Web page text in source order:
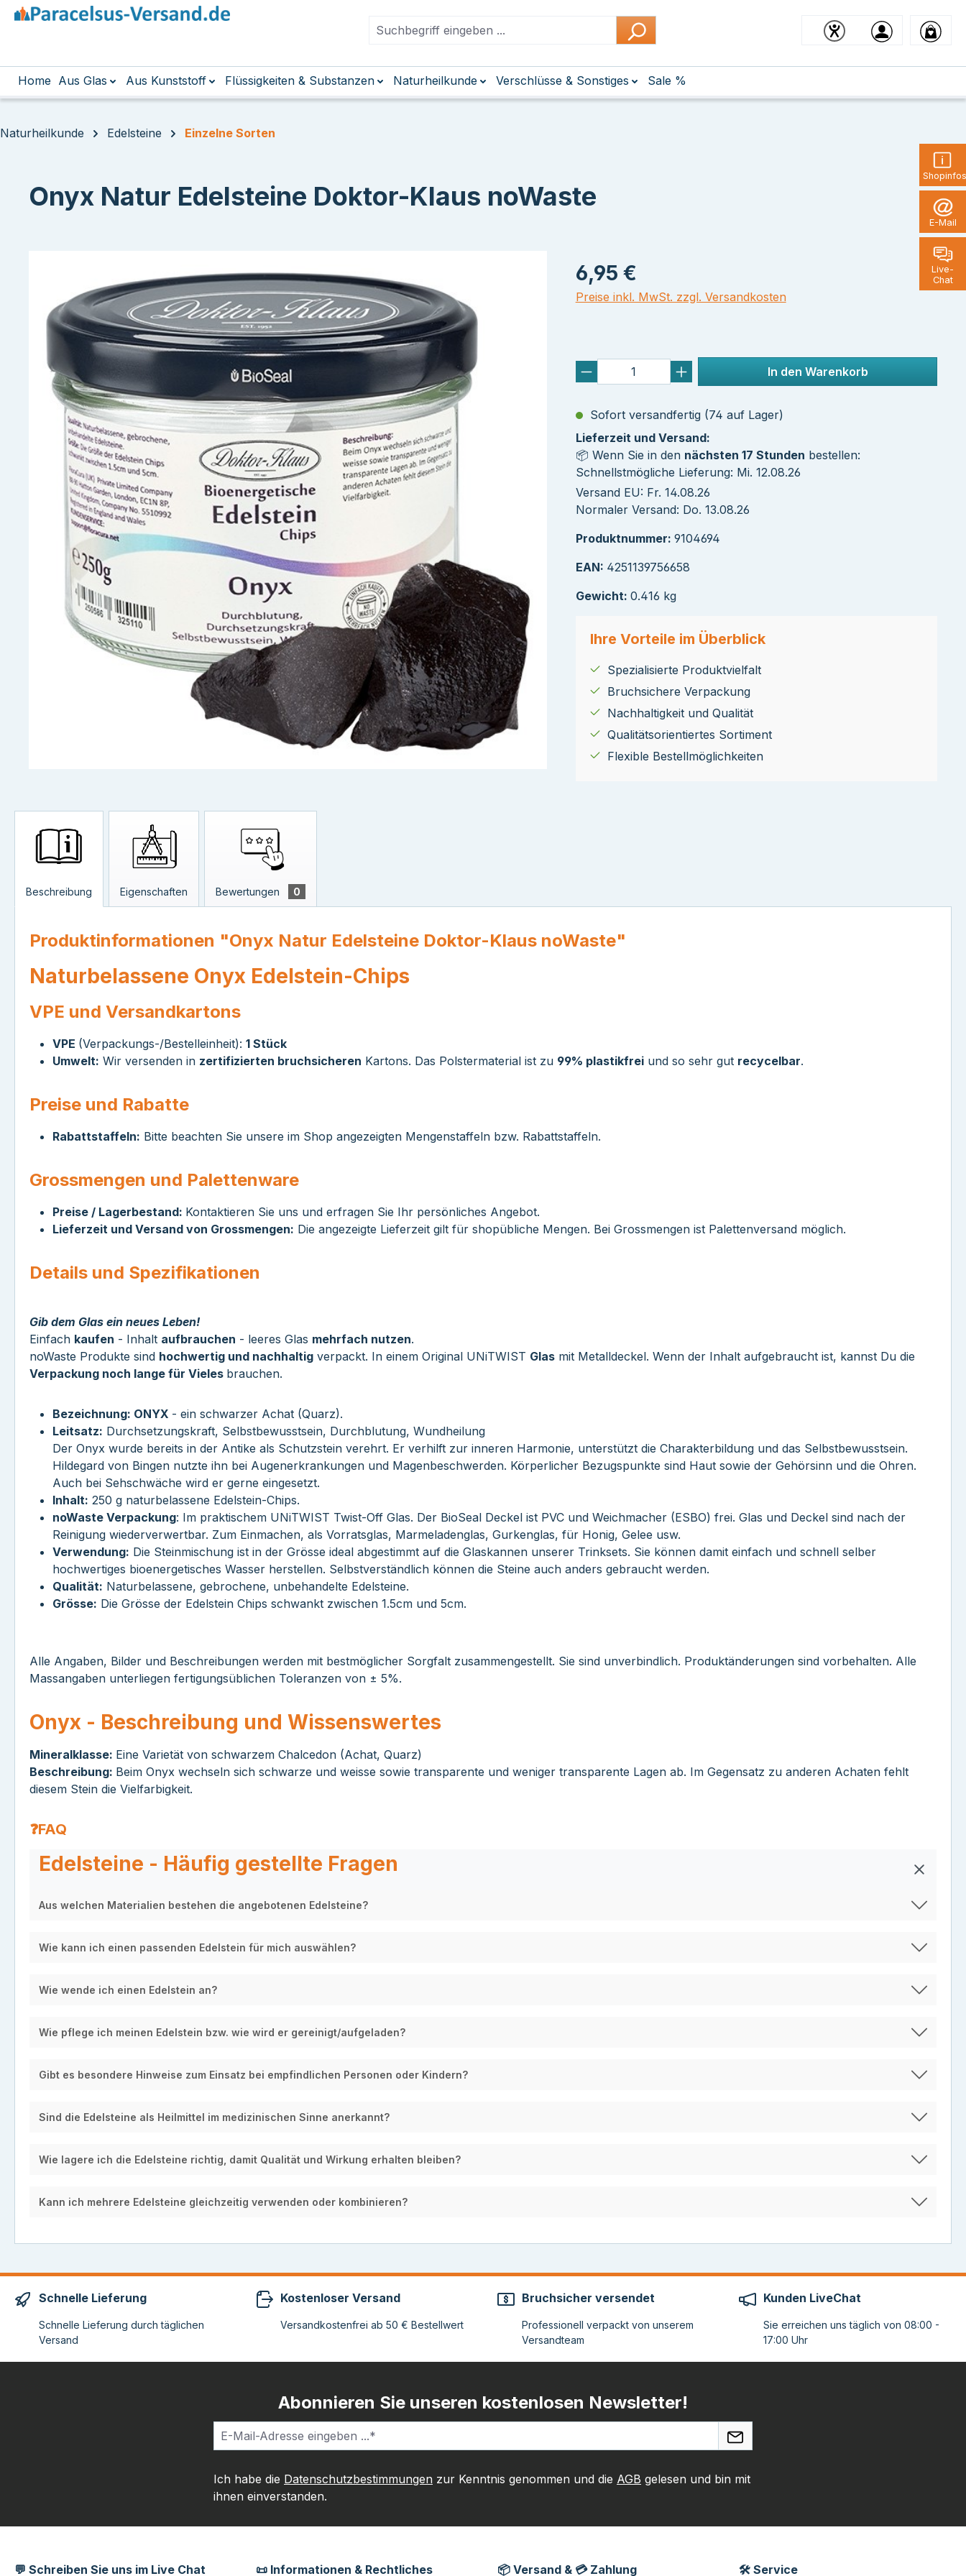
Hauptinhalt springen
Zur Suche springen
Zur Hauptnavigation springen
E-Mail
Live-
Chat
Home Aus Glas Aus Kunststoff Flüssigkeiten & Substanzen Naturheilkunde Verschlüsse & Sonstiges Sale %
Naturheilkunde Edelsteine Einzelne Sorten
Onyx Natur Edelsteine Doktor-Klaus noWaste
6,95 €
Preise inkl. MwSt. zzgl. Versandkosten
In den Warenkorb
Sofort versandfertig (74 auf Lager)
Lieferzeit und Versand:
📦 Wenn Sie in den nächsten 17 Stunden bestellen:
Schnellstmögliche Lieferung: Mi. 12.08.26
Versand EU: Fr. 14.08.26
Normaler Versand: Do. 13.08.26
Produktnummer: 9104694
EAN: 4251139756658
Gewicht: 0.416 kg
Ihre Vorteile im Überblick
Spezialisierte Produktvielfalt
Bruchsichere Verpackung
Nachhaltigkeit und Qualität
Qualitätsorientiertes Sortiment
Flexible Bestellmöglichkeiten
Beschreibung Eigenschaften Bewertungen 0
Produktinformationen "Onyx Natur Edelsteine Doktor-Klaus noWaste"
Naturbelassene Onyx Edelstein-Chips
VPE und Versandkartons
VPE (Verpackungs-/Bestelleinheit): 1 Stück
Umwelt: Wir versenden in zertifizierten bruchsicheren Kartons. Das Polstermaterial ist zu 99% plastikfrei und so sehr gut recycelbar.
Preise und Rabatte
Rabattstaffeln: Bitte beachten Sie unsere im Shop angezeigten Mengenstaffeln bzw. Rabattstaffeln.
Grossmengen und Palettenware
Preise / Lagerbestand: Kontaktieren Sie uns und erfragen Sie Ihr persönliches Angebot.
Lieferzeit und Versand von Grossmengen: Die angezeigte Lieferzeit gilt für shopübliche Mengen. Bei Grossmengen ist Palettenversand möglich.
Details und Spezifikationen
Gib dem Glas ein neues Leben!
Einfach kaufen - Inhalt aufbrauchen - leeres Glas mehrfach nutzen.
noWaste Produkte sind hochwertig und nachhaltig verpackt. In einem Original UNiTWIST Glas mit Metalldeckel. Wenn der Inhalt aufgebraucht ist, kannst Du die
Verpackung noch lange für Vieles brauchen.
Bezeichnung: ONYX - ein schwarzer Achat (Quarz).
Leitsatz: Durchsetzungskraft, Selbstbewusstsein, Durchblutung, Wundheilung
Der Onyx wurde bereits in der Antike als Schutzstein verehrt. Er verhilft zur inneren Harmonie, unterstützt die Charakterbildung und das Selbstbewusstsein.
Hildegard von Bingen nutzte ihn bei Augenerkrankungen und Magenbeschwerden. Körperlicher Bezugspunkte sind Haut sowie der Gehörsinn und die Ohren.
Auch bei Sehschwäche wird er gerne eingesetzt.
Inhalt: 250 g naturbelassene Edelstein-Chips.
noWaste Verpackung: Im praktischem UNiTWIST Twist-Off Glas. Der BioSeal Deckel ist PVC und Weichmacher (ESBO) frei. Glas und Deckel sind nach der
Reinigung wiederverwertbar. Zum Einmachen, als Vorratsglas, Marmeladenglas, Gurkenglas, für Honig, Gelee usw.
Verwendung: Die Steinmischung ist in der Grösse ideal abgestimmt auf die Glaskannen unserer Trinksets. Sie können damit einfach und schnell selber
hochwertiges bioenergetisches Wasser herstellen. Selbstverständlich können die Steine auch anders gebraucht werden.
Qualität: Naturbelassene, gebrochene, unbehandelte Edelsteine.
Grösse: Die Grösse der Edelstein Chips schwankt zwischen 1.5cm und 5cm.
Alle Angaben, Bilder und Beschreibungen werden mit bestmöglicher Sorgfalt zusammengestellt. Sie sind unverbindlich. Produktänderungen sind vorbehalten. Alle
Massangaben unterliegen fertigungsüblichen Toleranzen von ± 5%.
Onyx - Beschreibung und Wissenswertes
Mineralklasse: Eine Varietät von schwarzem Chalcedon (Achat, Quarz)
Beschreibung: Beim Onyx wechseln sich schwarze und weisse sowie transparente und weniger transparente Lagen ab. Im Gegensatz zu anderen Achaten fehlt
diesem Stein die Vielfarbigkeit.
❓FAQ
Edelsteine - Häufig gestellte Fragen
Aus welchen Materialien bestehen die angebotenen Edelsteine?
Wie kann ich einen passenden Edelstein für mich auswählen?
Wie wende ich einen Edelstein an?
Wie pflege ich meinen Edelstein bzw. wie wird er gereinigt/aufgeladen?
Gibt es besondere Hinweise zum Einsatz bei empfindlichen Personen oder Kindern?
Sind die Edelsteine als Heilmittel im medizinischen Sinne anerkannt?
Wie lagere ich die Edelsteine richtig, damit Qualität und Wirkung erhalten bleiben?
Kann ich mehrere Edelsteine gleichzeitig verwenden oder kombinieren?
Schnelle Lieferung
Schnelle Lieferung durch täglichen
Versand
Kostenloser Versand
Versandkostenfrei ab 50 € Bestellwert
Bruchsicher versendet
Professionell verpackt von unserem
Versandteam
Kunden LiveChat
Sie erreichen uns täglich von 08:00 -
17:00 Uhr
Abonnieren Sie unseren kostenlosen Newsletter!
Ich habe die Datenschutzbestimmungen zur Kenntnis genommen und die AGB gelesen und bin mit
ihnen einverstanden.
💬 Schreiben Sie uns im Live Chat 📜 Informationen & Rechtliches 📦 Versand & 💳 Zahlung 🛠 Service